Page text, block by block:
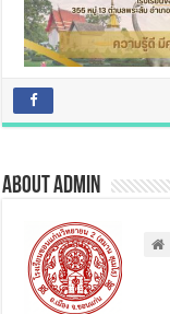
About admin